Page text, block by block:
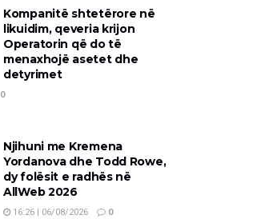
Kompanitë shtetërore në
likuidim, qeveria krijon
Operatorin që do të
menaxhojë asetet dhe
detyrimet
0
Njihuni me Kremena
Yordanova dhe Todd Rowe,
dy folësit e radhës në
AllWeb 2026
16:26 | 06/08/2026 0